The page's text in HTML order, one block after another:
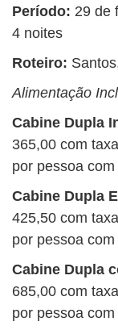
Período: 29 de
4 noites
Roteiro:
Alimentação
Cabine Dupla
365,00 com
por pessoa com
Cabine Dupla
425,50 com
por pessoa com
Cabine Dupla
685,00 com
por pessoa com